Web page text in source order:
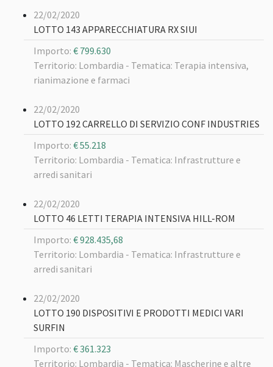
22/02/2020
LOTTO 143 APPARECCHIATURA RX SIUI
Importo: € 799.630
Territorio: Lombardia - Tematica: Terapia intensiva,
rianimazione e farmaci
22/02/2020
LOTTO 192 CARRELLO DI SERVIZIO CONF INDUSTRIES
Importo: € 55.218
Territorio: Lombardia - Tematica: Infrastrutture e
arredi sanitari
22/02/2020
LOTTO 46 LETTI TERAPIA INTENSIVA HILL-ROM
Importo: € 928.435,68
Territorio: Lombardia - Tematica: Infrastrutture e
arredi sanitari
22/02/2020
LOTTO 190 DISPOSITIVI E PRODOTTI MEDICI VARI
SURFIN
Importo: € 361.323
Territorio: Lombardia - Tematica: Mascherine e altre